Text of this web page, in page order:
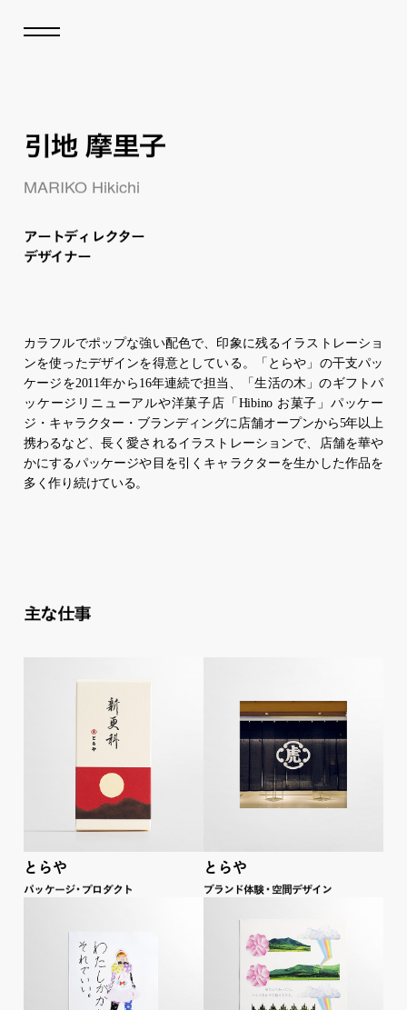
引地 摩里子
MARIKO Hikichi
アートディレクター
デザイナー
カラフルでポップな強い配色で、印象に残るイラストレーショ
ンを使ったデザインを得意としている。「とらや」の干支パッ
ケージを2011年から16年連続で担当、「生活の木」のギフトパ
ッケージリニューアルや洋菓子店「Hibino お菓子」パッケー
ジ・キャラクター・ブランディングに店舗オープンから5年以上
携わるなど、長く愛されるイラストレーションで、店舗を華や
かにするパッケージや目を引くキャラクターを生かした作品を
多く作り続けている。
主な仕事
とらや
パッ ケージ・ プロダクト
とらや
ブラ ン ド体験・ 空間デザイン